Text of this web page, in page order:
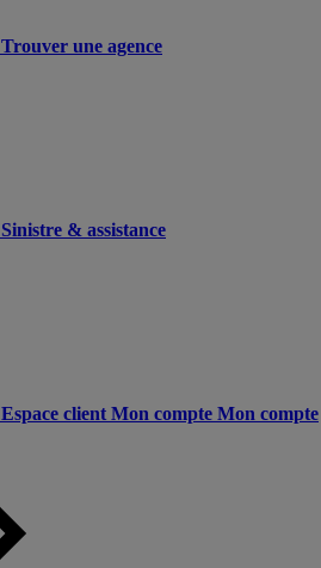
Trouver une agence
Sinistre & assistance
Espace client Mon compte Mon compte